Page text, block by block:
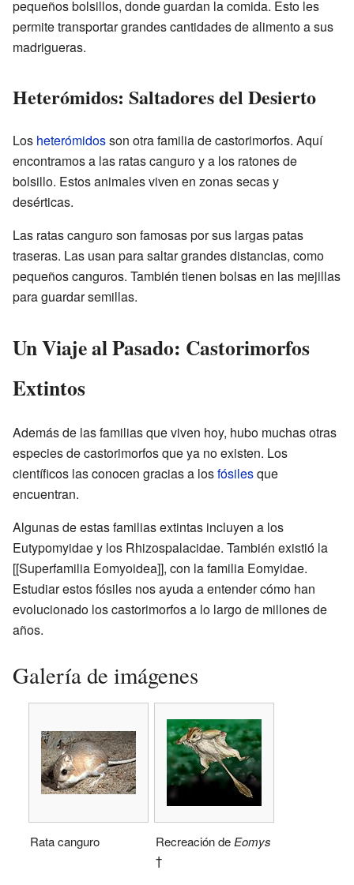
pequeños bolsillos, donde guardan la comida. Esto les
permite transportar grandes cantidades de alimento a sus
madrigueras.
Heterómidos: Saltadores del Desierto
Los heterómidosson otra familia de castorimorfos. Aquí
encontramos a las ratas canguro y a los ratones de
bolsillo. Estos animales viven en zonas secas y
desérticas.
Las ratas canguro son famosas por sus largas patas
traseras. Las usan para saltar grandes distancias, como
pequeños canguros. También tienen bolsas en las mejillas
para guardar semillas.
Un Viaje al Pasado: Castorimorfos
Extintos
Además de las familias que viven hoy, hubo muchas otras
especies de castorimorfos que ya no existen. Los
científicos las conocen gracias a losfósilesque
encuentran.
Algunas de estas familias extintas incluyen a los
Eutypomyidae y los Rhizospalacidae. También existió la
[[Superfamilia Eomyoidea]], con la familia Eomyidae.
Estudiar estos fósiles nos ayuda a entender cómo han
evolucionado los castorimorfos a lo largo de millones de
años.
Galería de imágenes
Rata canguro Recreación de Eomys
†